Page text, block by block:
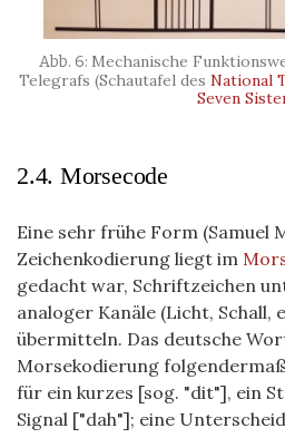
Mechanische
Telegrafs (Schautafel des National
Seven
2.4. Morsecode
Eine sehr frühe Form (Samuel
Zeichenkodierung liegt im
gedacht war, Schriftzeichen
analoger Kanäle (Licht, Schall,
übermitteln. Das deutsche
Morsekodierung
für ein kurzes [sog. "dit"], ein
Signal ["dah"]; eine